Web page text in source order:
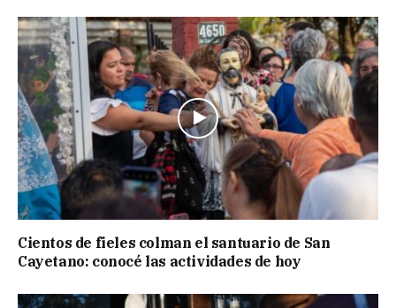
Cientos de fieles colman el santuario de San
Cayetano: conocé las actividades de hoy